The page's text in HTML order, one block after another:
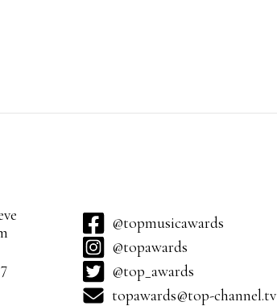
@topmusicawards
@topawards
@top_awards
topawards@top-channel.tv